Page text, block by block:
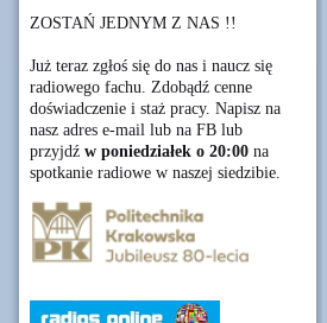
ZOSTAŃ JEDNYM Z NAS !!
Już teraz zgłoś się do nas i naucz się
radiowego fachu. Zdobądź cenne
doświadczenie i staż pracy. Napisz na
nasz adres e-mail lub na FB lub
przyjdź w poniedziałek o 20:00 na
spotkanie radiowe w naszej siedzibie.